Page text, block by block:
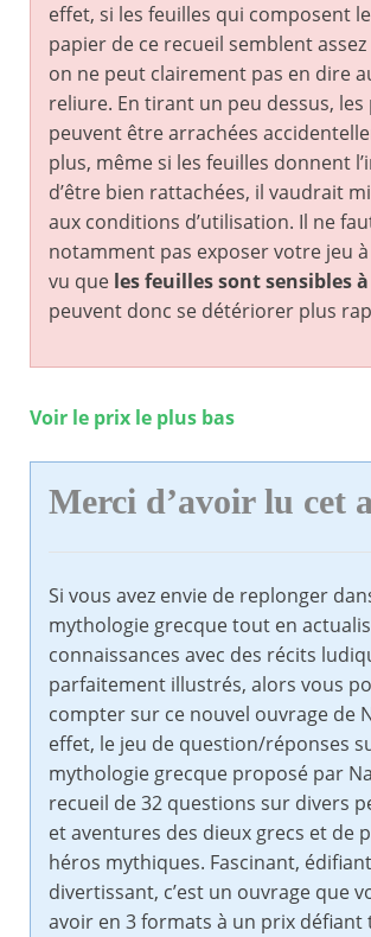
effet, si les feuilles qui composent
papier de ce recueil semblent
on ne peut clairement pas en dire
reliure. En tirant un peu dessus, les
peuvent être arrachées
plus, même si les feuilles donnent
d’être bien rattachées, il vaudrait
aux conditions d’utilisation. Il ne
notamment pas exposer votre jeu à
vu que les feuilles sont sensibles à
peuvent donc se détériorer plus
Voir le prix le plus bas
Merci d’avoir lu cet
Si vous avez envie de replonger
mythologie grecque tout en
connaissances avec des récits
parfaitement illustrés, alors vous
compter sur ce nouvel ouvrage de
effet, le jeu de question/réponses
mythologie grecque proposé par
recueil de 32 questions sur divers
et aventures des dieux grecs et de
héros mythiques. Fascinant,
divertissant, c’est un ouvrage que
avoir en 3 formats à un prix défiant